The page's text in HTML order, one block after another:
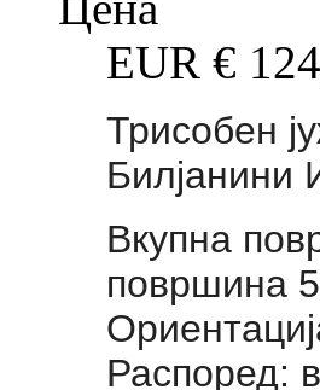
EUR €
Трисобен
Билјанини
Вкупна
површина
Распоред: